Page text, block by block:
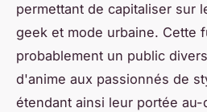
permettant de capitaliser sur
geek et mode urbaine. Cette
probablement un public
d'anime aux passionnés de
étendant ainsi leur portée